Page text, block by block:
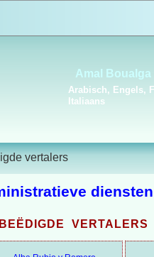
vertalers
BEËDIGDE